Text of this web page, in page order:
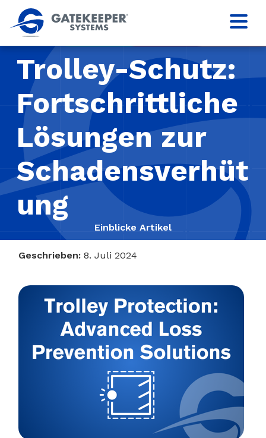
Trolley-Schutz:
Fortschrittliche
Lösungen zur
Schadensverhüt
ung
Einblicke Artikel
Geschrieben: 8. Juli 2024